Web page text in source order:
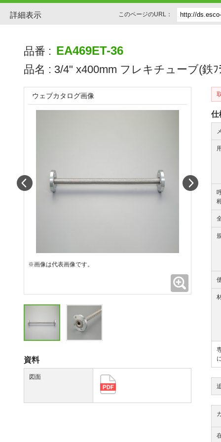
詳細表示 このページのURL：
品番 : EA469ET-36
品名 : 3/4" x400mm フレキチューブ(鉄ﾌ
仕
ウェブカタログ画像
※画像は代表画像です。
資料
図面